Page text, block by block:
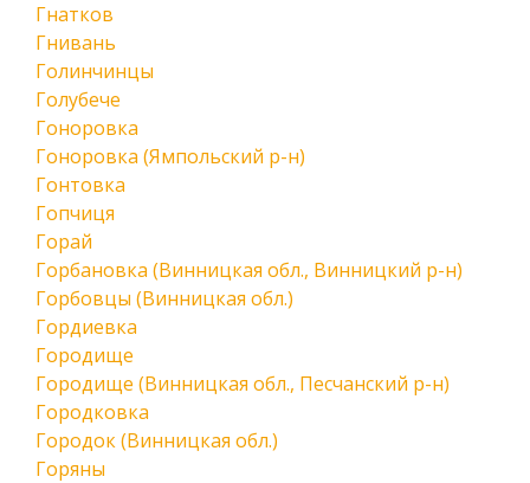
Гнатков
Гнивань
Голинчинцы
Голубече
Гоноровка
Гоноровка (Ямпольский р-н)
Гонтовка
Гопчиця
Горай
Горбановка (Винницкая обл., Винницкий р-н)
Горбовцы (Винницкая обл.)
Гордиевка
Городище
Городище (Винницкая обл., Песчанский р-н)
Городковка
Городок (Винницкая обл.)
Горяны